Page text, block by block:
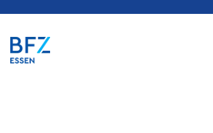
Seite
anspringen
Zur Startseite